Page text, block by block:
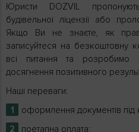
Юристи DOZVIL
будівельної ліцензії або
Якщо Ви не знаєте, як
записуйтеся на безкоштовну
всі питання та розробимо
досягнення позитивного
Наші переваги:
оформлення документів під
поетапна оплата;